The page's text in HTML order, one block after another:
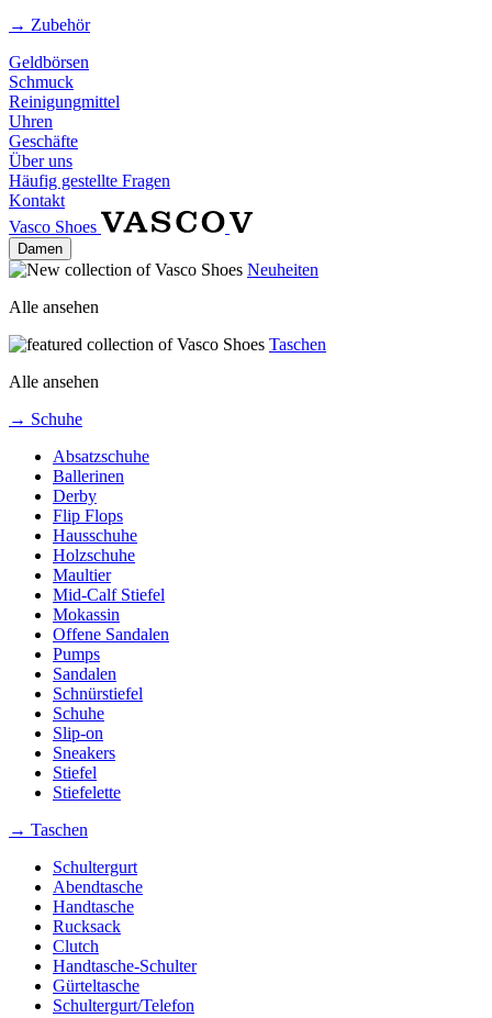
→ Zubehör
Geldbörsen
Schmuck
Reinigungmittel
Uhren
Geschäfte
Über uns
Häufig gestellte Fragen
Kontakt
Vasco Shoes
Damen
Neuheiten
Alle ansehen
Taschen
Alle ansehen
→ Schuhe
Absatzschuhe
Ballerinen
Derby
Flip Flops
Hausschuhe
Holzschuhe
Maultier
Mid-Calf Stiefel
Mokassin
Offene Sandalen
Pumps
Sandalen
Schnürstiefel
Schuhe
Slip-on
Sneakers
Stiefel
Stiefelette
→ Taschen
Schultergurt
Abendtasche
Handtasche
Rucksack
Clutch
Handtasche-Schulter
Gürteltasche
Schultergurt/Telefon